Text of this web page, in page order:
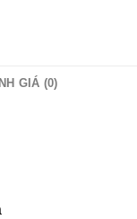
GIÁ (0)